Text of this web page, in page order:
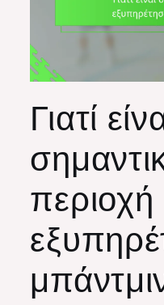
Γιατί
περιοχή